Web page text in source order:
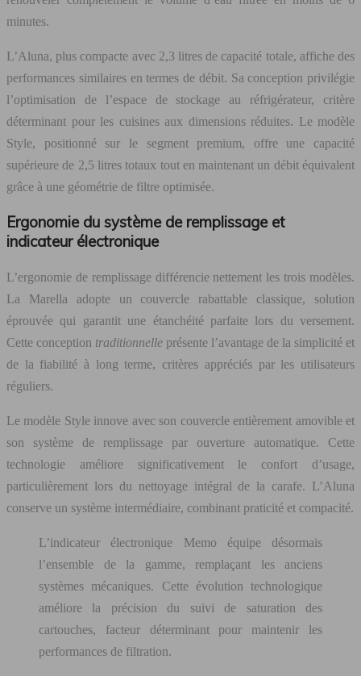
minutes.
L’Aluna, plus compacte avec 2,3 litres de capacité totale, affiche des
performances similaires en termes de débit. Sa conception privilégie
l’optimisation de l’espace de stockage au réfrigérateur, critère
déterminant pour les cuisines aux dimensions réduites. Le modèle
Style, positionné sur le segment premium, offre une capacité
supérieure de 2,5 litres totaux tout en maintenant un débit équivalent
grâce à une géométrie de filtre optimisée.
Ergonomie du système de remplissage et
indicateur électronique
L’ergonomie de remplissage différencie nettement les trois modèles.
La Marella adopte un couvercle rabattable classique, solution
éprouvée qui garantit une étanchéité parfaite lors du versement.
Cette conception traditionnelle présente l’avantage de la simplicité et
de la fiabilité à long terme, critères appréciés par les utilisateurs
réguliers.
Le modèle Style innove avec son couvercle entièrement amovible et
son système de remplissage par ouverture automatique. Cette
technologie améliore significativement le confort d’usage,
particulièrement lors du nettoyage intégral de la carafe. L’Aluna
conserve un système intermédiaire, combinant praticité et compacité.
L’indicateur électronique Memo équipe désormais
l’ensemble de la gamme, remplaçant les anciens
systèmes mécaniques. Cette évolution technologique
améliore la précision du suivi de saturation des
cartouches, facteur déterminant pour maintenir les
performances de filtration.